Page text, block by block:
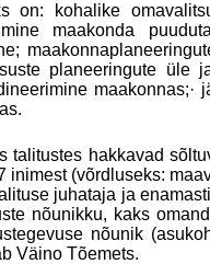
on: kohalike
maakonda
planeeringute üle
talitustes hakkavad
inimest (võrdluseks:
juhataja ja
nõunikku, kaks
nõunik
Väino Tõemets.